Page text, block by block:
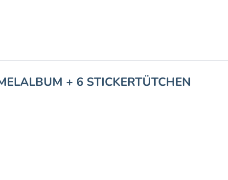
+ 6 STICKERTÜTCHEN